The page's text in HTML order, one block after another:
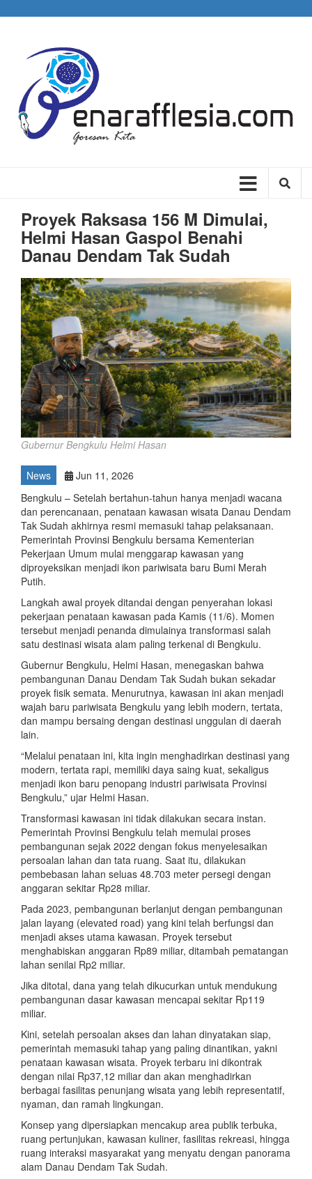
to
Proyek Raksasa 156 M Dimulai,
Helmi Hasan Gaspol Benahi
Danau Dendam Tak Sudah
Gubernur Bengkulu Helmi Hasan
News
Jun 11, 2026
Bengkulu – Setelah bertahun-tahun hanya menjadi wacana
dan perencanaan, penataan kawasan wisata Danau Dendam
Tak Sudah akhirnya resmi memasuki tahap pelaksanaan.
Pemerintah Provinsi Bengkulu bersama Kementerian
Pekerjaan Umum mulai menggarap kawasan yang
diproyeksikan menjadi ikon pariwisata baru Bumi Merah
Putih.
Langkah awal proyek ditandai dengan penyerahan lokasi
pekerjaan penataan kawasan pada Kamis (11/6). Momen
tersebut menjadi penanda dimulainya transformasi salah
satu destinasi wisata alam paling terkenal di Bengkulu.
Gubernur Bengkulu, Helmi Hasan, menegaskan bahwa
pembangunan Danau Dendam Tak Sudah bukan sekadar
proyek fisik semata. Menurutnya, kawasan ini akan menjadi
wajah baru pariwisata Bengkulu yang lebih modern, tertata,
dan mampu bersaing dengan destinasi unggulan di daerah
lain.
“Melalui penataan ini, kita ingin menghadirkan destinasi yang
modern, tertata rapi, memiliki daya saing kuat, sekaligus
menjadi ikon baru penopang industri pariwisata Provinsi
Bengkulu,” ujar Helmi Hasan.
Transformasi kawasan ini tidak dilakukan secara instan.
Pemerintah Provinsi Bengkulu telah memulai proses
pembangunan sejak 2022 dengan fokus menyelesaikan
persoalan lahan dan tata ruang. Saat itu, dilakukan
pembebasan lahan seluas 48.703 meter persegi dengan
anggaran sekitar Rp28 miliar.
Pada 2023, pembangunan berlanjut dengan pembangunan
jalan layang (elevated road) yang kini telah berfungsi dan
menjadi akses utama kawasan. Proyek tersebut
menghabiskan anggaran Rp89 miliar, ditambah pematangan
lahan senilai Rp2 miliar.
Jika ditotal, dana yang telah dikucurkan untuk mendukung
pembangunan dasar kawasan mencapai sekitar Rp119
miliar.
Kini, setelah persoalan akses dan lahan dinyatakan siap,
pemerintah memasuki tahap yang paling dinantikan, yakni
penataan kawasan wisata. Proyek terbaru ini dikontrak
dengan nilai Rp37,12 miliar dan akan menghadirkan
berbagai fasilitas penunjang wisata yang lebih representatif,
nyaman, dan ramah lingkungan.
Konsep yang dipersiapkan mencakup area publik terbuka,
ruang pertunjukan, kawasan kuliner, fasilitas rekreasi, hingga
ruang interaksi masyarakat yang menyatu dengan panorama
alam Danau Dendam Tak Sudah.